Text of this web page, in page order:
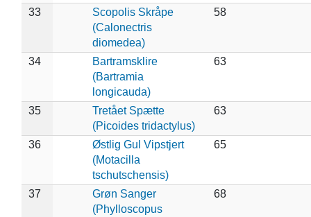
33
Scopolis Skråpe
(Calonectris
diomedea)
58
34
Bartramsklire
(Bartramia
longicauda)
63
35
Tretået Spætte
(Picoides tridactylus)
63
36
Østlig Gul Vipstjert
(Motacilla
tschutschensis)
65
37
Grøn Sanger
(Phylloscopus
68